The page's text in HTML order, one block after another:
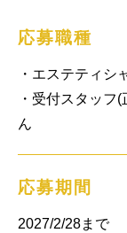
応募職種
・エステティシ
・受付スタッ
ん
応募期間
2027/2/28まで